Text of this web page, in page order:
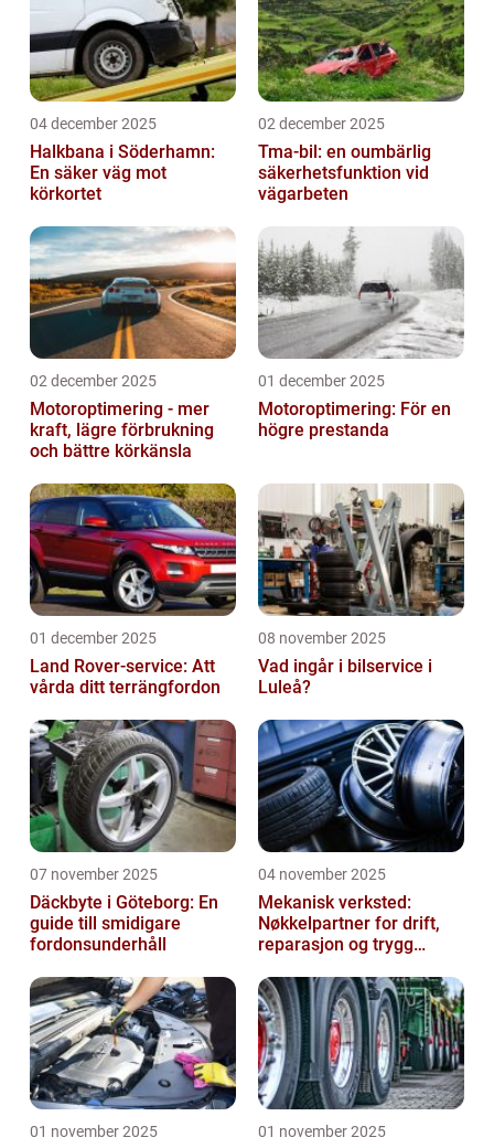
04 december 2025
Halkbana i Söderhamn:
En säker väg mot
körkortet
02 december 2025
Tma-bil: en oumbärlig
säkerhetsfunktion vid
vägarbeten
02 december 2025
Motoroptimering - mer
kraft, lägre förbrukning
och bättre körkänsla
01 december 2025
Motoroptimering: För en
högre prestanda
01 december 2025
Land Rover-service: Att
vårda ditt terrängfordon
08 november 2025
Vad ingår i bilservice i
Luleå?
07 november 2025
Däckbyte i Göteborg: En
guide till smidigare
fordonsunderhåll
04 november 2025
Mekanisk verksted:
Nøkkelpartner for drift,
reparasjon og trygg
01 november 2025 01 november 2025